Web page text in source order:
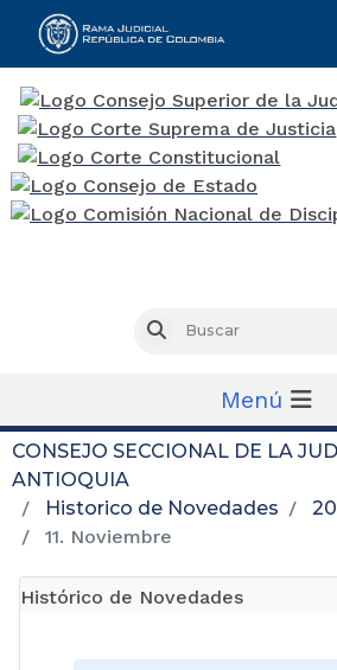
Buscar
Menú
CONSEJO SECCIONAL DE LA
ANTIOQUIA
Historico de Novedades
11. Noviembre
Histórico de Novedades